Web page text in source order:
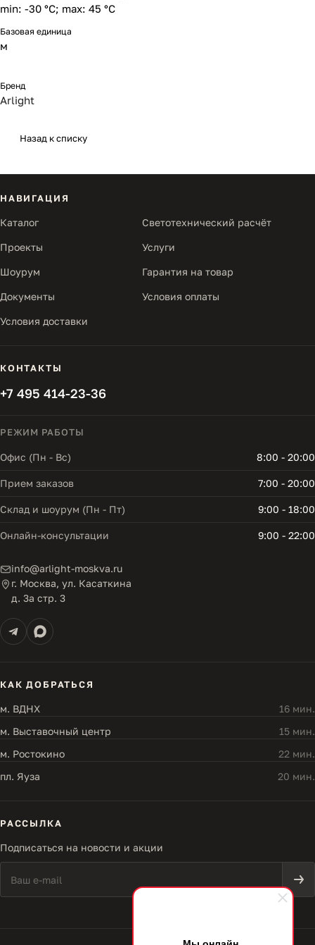
min: -30 °C; max: 45 °C
Базовая единица
м
Бренд
Arlight
Назад к списку
НАВИГАЦИЯ
Каталог Светотехнический расчёт
Проекты Услуги
Шоурум Гарантия на товар
Документы Условия оплаты
Условия доставки
КОНТАКТЫ
+7 495 414-23-36
РЕЖИМ РАБОТЫ
Офис (Пн - Вс) 8:00 - 20:00
Прием заказов 7:00 - 20:00
Склад и шоурум (Пн - Пт) 9:00 - 18:00
Онлайн-консультации 9:00 - 22:00
info@arlight-moskva.ru
г. Москва, ул. Касаткина
д. 3а стр. 3
КАК ДОБРАТЬСЯ
м. ВДНХ
16 мин.
м. Выставочный центр
15 мин.
м. Ростокино
22 мин.
пл. Яуза
20 мин.
РАССЫЛКА
Подписаться на новости и акции